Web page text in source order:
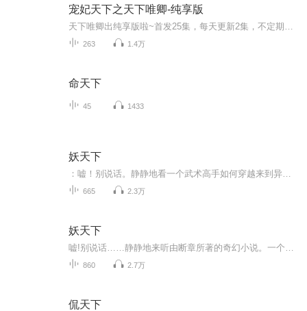
宠妃天下之天下唯卿-纯享版
263 1.4万
命天下
45 1433
妖天下
665 2.3万
妖天下
860 2.7万
侃天下